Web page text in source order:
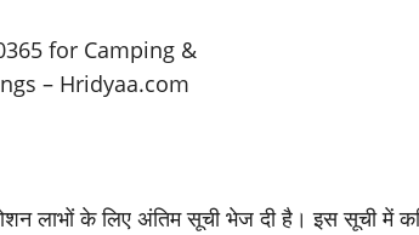
लाभों के लिए अंतिम सूची भेज दी है। इस सूची में